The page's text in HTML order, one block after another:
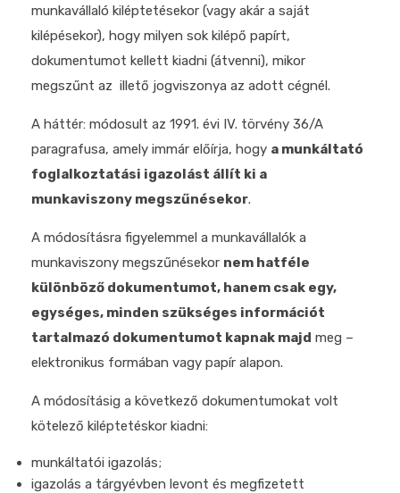
munkavállaló kiléptetésekor (vagy akár a saját
kilépésekor), hogy milyen sok kilépő papírt,
dokumentumot kellett kiadni (átvenni), mikor
megszűnt az illető jogviszonya az adott cégnél.
A háttér: módosult az 1991. évi IV. törvény 36/A
paragrafusa, amely immár előírja, hogy a munkáltató
foglalkoztatási igazolást állít ki a
munkaviszony megszűnésekor.
A módosításra figyelemmel a munkavállalók a
munkaviszony megszűnésekor nem hatféle
különböző dokumentumot, hanem csak egy,
egységes, minden szükséges információt
tartalmazó dokumentumot kapnak majd meg –
elektronikus formában vagy papír alapon.
A módosításig a következő dokumentumokat volt
kötelező kiléptetéskor kiadni:
munkáltatói igazolás;
igazolás a tárgyévben levont és megfizetett